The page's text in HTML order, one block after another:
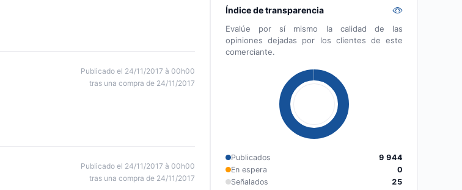
Publicado el 24/11/2017 à 00h00
tras una compra de 24/11/2017
Publicado el 24/11/2017 à 00h00
tras una compra de 24/11/2017
Índice de transparencia
Evalúe por sí mismo la calidad de las
opiniones dejadas por los clientes de este
comerciante.
Publicados
9 944
En espera
0
Señalados
25